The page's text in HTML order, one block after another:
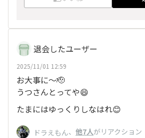
退会したユーザー
2025/11/01 12:59
お大事に～🫡
うつさんとってや😄
たまにはゆっくりしなはれ😊
ドラえもん、 他7人がリアクション